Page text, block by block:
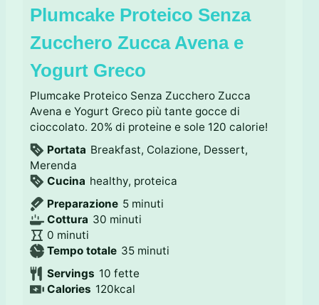
Plumcake Proteico Senza
Zucchero Zucca Avena e
Yogurt Greco
Plumcake Proteico Senza Zucchero Zucca
Avena e Yogurt Greco più tante gocce di
cioccolato. 20% di proteine e sole 120 calorie!
Portata Breakfast, Colazione, Dessert,
Merenda
Cucina healthy, proteica
Preparazione 5m
i
u
i
minuti
Cottura 30m
n
u
t
i
minuti
0m
i
u
t
minuti
Tempo totale 35m
n
u
minuti
Servings 10 fette
Calories 120kcal